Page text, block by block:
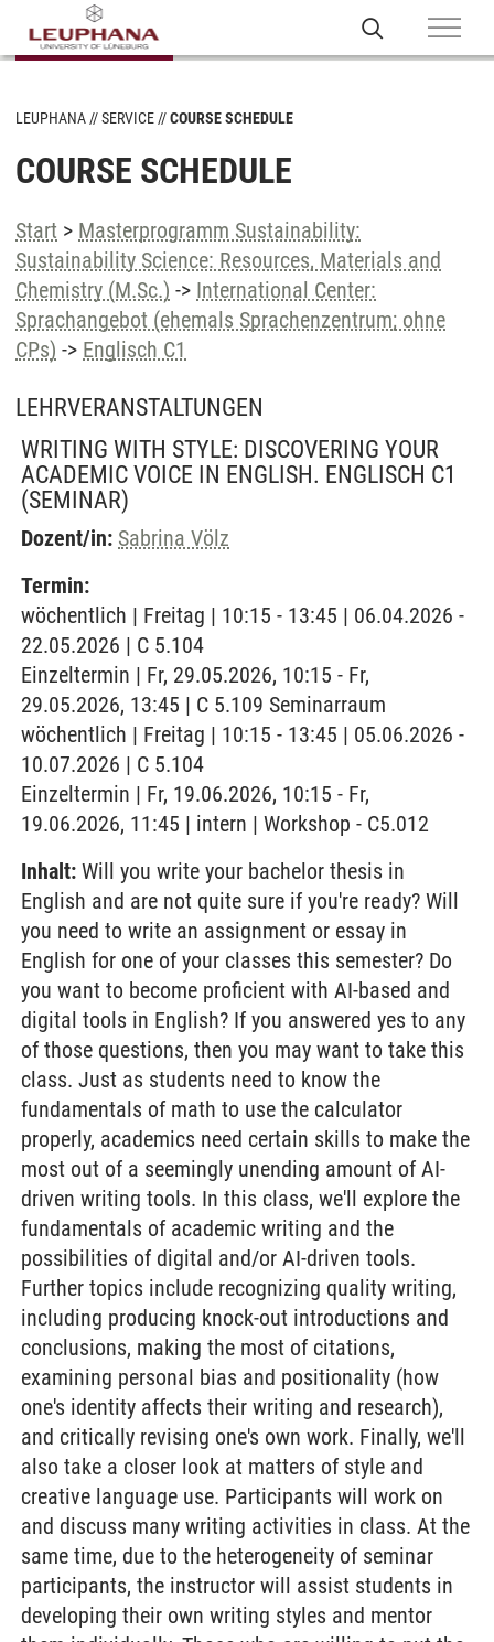
LEUPHANA SERVICE COURSE SCHEDULE
COURSE SCHEDULE
Start > Masterprogramm Sustainability:
Sustainability Science: Resources, Materials and
Chemistry (M.Sc.) -> International Center:
Sprachangebot (ehemals Sprachenzentrum; ohne
CPs) -> Englisch C1
LEHRVERANSTALTUNGEN
WRITING WITH STYLE: DISCOVERING YOUR
ACADEMIC VOICE IN ENGLISH. ENGLISCH C1
(SEMINAR)
Dozent/in: Sabrina Völz
Termin:
wöchentlich | Freitag | 10:15 - 13:45 | 06.04.2026 -
22.05.2026 | C 5.104
Einzeltermin | Fr, 29.05.2026, 10:15 - Fr,
29.05.2026, 13:45 | C 5.109 Seminarraum
wöchentlich | Freitag | 10:15 - 13:45 | 05.06.2026 -
10.07.2026 | C 5.104
Einzeltermin | Fr, 19.06.2026, 10:15 - Fr,
19.06.2026, 11:45 | intern | Workshop - C5.012
Inhalt: Will you write your bachelor thesis in
English and are not quite sure if you're ready? Will
you need to write an assignment or essay in
English for one of your classes this semester? Do
you want to become proficient with AI-based and
digital tools in English? If you answered yes to any
of those questions, then you may want to take this
class. Just as students need to know the
fundamentals of math to use the calculator
properly, academics need certain skills to make the
most out of a seemingly unending amount of AI-
driven writing tools. In this class, we'll explore the
fundamentals of academic writing and the
possibilities of digital and/or AI-driven tools.
Further topics include recognizing quality writing,
including producing knock-out introductions and
conclusions, making the most of citations,
examining personal bias and positionality (how
one's identity affects their writing and research),
and critically revising one's own work. Finally, we'll
also take a closer look at matters of style and
creative language use. Participants will work on
and discuss many writing activities in class. At the
same time, due to the heterogeneity of seminar
participants, the instructor will assist students in
developing their own writing styles and mentor